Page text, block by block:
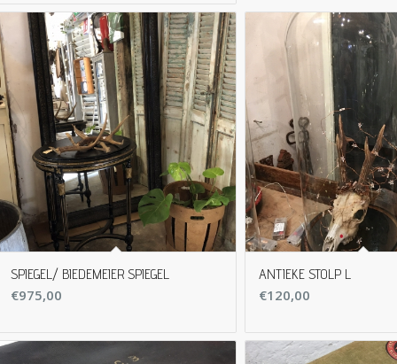
SPIEGEL/ BIEDEMEIER SPIEGEL
€975,00
ANTIEKE STOLP L
€120,00